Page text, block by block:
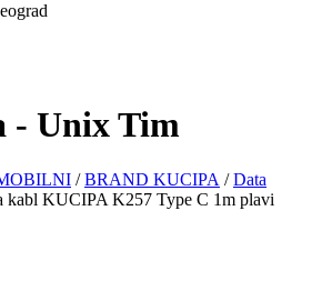
- Unix Tim
/BRAND KUCIPA /Data
kabl KUCIPA K257 Type C 1m plavi